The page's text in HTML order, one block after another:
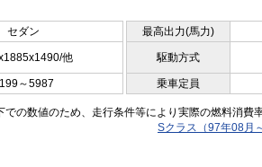
セダン 最高出力(馬力)
他 駆動方式
～5987 乗車定員
の数値のため、走行条件等により実際の燃料消費
Sクラス（97年08月